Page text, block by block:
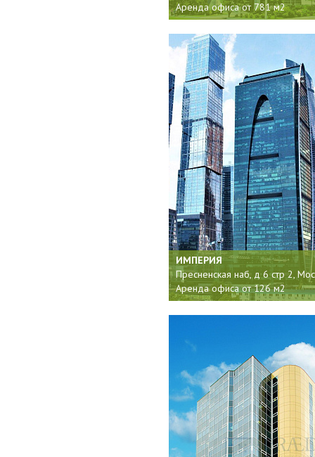
Аренда офиса от 781 м2
ИМПЕРИЯ
Пресненская наб, д 6 стр 2,
Аренда офиса от 126 м2